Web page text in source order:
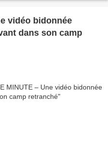
vidéo bidonnée
dans son camp